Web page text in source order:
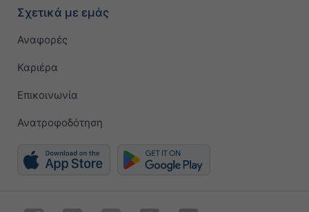
Σχετικά με εμάς
Αναφορές
Καριέρα
Επικοινωνία
Ανατροφοδότηση